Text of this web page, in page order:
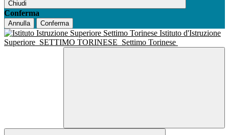
Chiudi
Conferma
Annulla Conferma
Istituto d'Istruzione
Superiore SETTIMO TORINESE Settimo Torinese